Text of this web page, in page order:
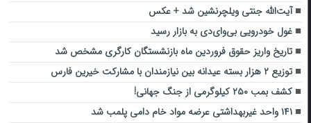
آیت‌الله جنتی ویلچرنشین شد + عکس
غول خودرویی بی‌وای‌دی به بازار رسید
تاریخ واریز حقوق فروردین ماه بازنشستگان کارگری مشخص شد
توزیع ۲ هزار بسته عیدانه بین نیازمندان با مشارکت خیرین فارس
کشف بمب ۲۵۰ کیلوگرمی از جنگ جهانی!
۱۴۱ واحد غیربهداشتی عرضه مواد خام دامی پلمب شد